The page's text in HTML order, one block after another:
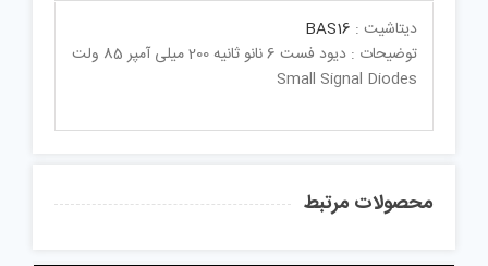
دیتاشیت : BAS16
توضیحات : دیود فست 6 نانو ثانیه 200 میلی آمپر 85 ولت
Small Signal Diodes
محصولات مرتبط